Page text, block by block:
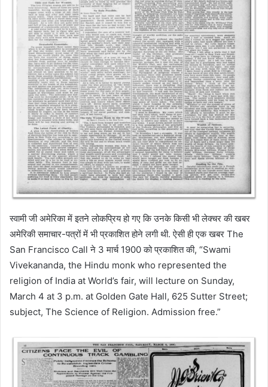
स्वामी जी अमेरिका में इतने लोकप्रिय हो गए कि उनके किसी भी लेक्चर की खबर
अमेरिकी समाचार-पत्रों में भी प्रकाशित होने लगी थी. ऐसी ही एक खबर The
San Francisco Call ने 3 मार्च 1900 को प्रकाशित की, “Swami
Vivekananda, the Hindu monk who represented the
religion of India at World’s fair, will lecture on Sunday,
March 4 at 3 p.m. at Golden Gate Hall, 625 Sutter Street;
subject, The Science of Religion. Admission free.”